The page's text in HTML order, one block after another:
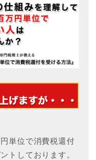
単位で消費税還付
トしております。